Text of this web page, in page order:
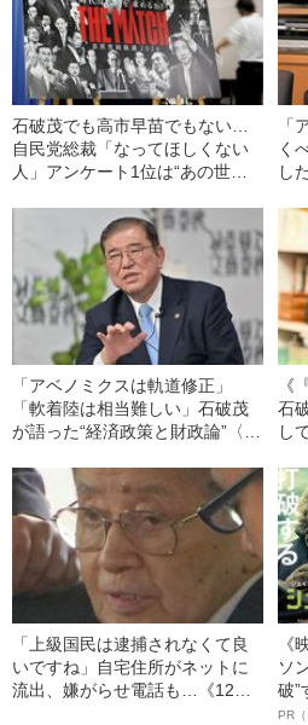
石破茂でも高市早苗でもない…
自民党総裁「なってほしくない
人」アンケート1位は“あの世襲
も…」「圧倒的不人気の茂木敏
「
く
し
「アベノミクスは軌道修正」
「軟着陸は相当難しい」石破茂
が語った“経済政策と財政論”〈ポ
る？〉
《
石
し
盾
「上級国民は逮捕されなくて良
いですね」自宅住所がネットに
流出、嫌がらせ電話も…《12人
《
ソ
破”
ボ
PR